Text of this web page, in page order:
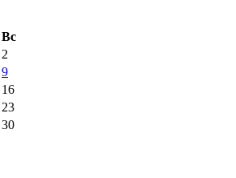
Вс
2
9
16
23
30